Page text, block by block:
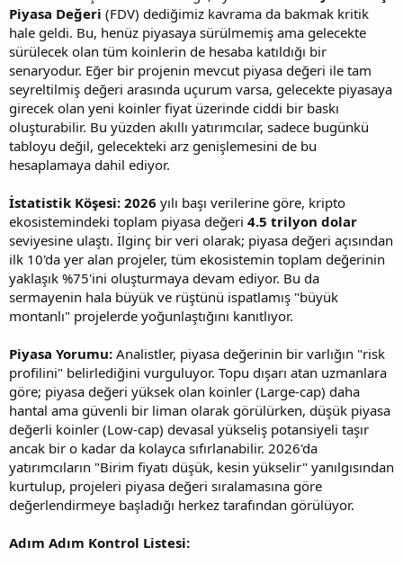
Piyasa Değeri (FDV) dediğimiz kavrama da bakmak kritik
hale geldi. Bu, henüz piyasaya sürülmemiş ama gelecekte
sürülecek olan tüm koinlerin de hesaba katıldığı bir
senaryodur. Eğer bir projenin mevcut piyasa değeri ile tam
seyreltilmiş değeri arasında uçurum varsa, gelecekte piyasaya
girecek olan yeni koinler fiyat üzerinde ciddi bir baskı
oluşturabilir. Bu yüzden akıllı yatırımcılar, sadece bugünkü
tabloyu değil, gelecekteki arz genişlemesini de bu
hesaplamaya dahil ediyor.
İstatistik Köşesi: 2026 yılı başı verilerine göre, kripto
ekosistemindeki toplam piyasa değeri 4.5 trilyon dolar
seviyesine ulaştı. İlginç bir veri olarak; piyasa değeri açısından
ilk 10'da yer alan projeler, tüm ekosistemin toplam değerinin
yaklaşık %75'ini oluşturmaya devam ediyor. Bu da
sermayenin hala büyük ve rüştünü ispatlamış "büyük
montanlı" projelerde yoğunlaştığını kanıtlıyor.
Piyasa Yorumu: Analistler, piyasa değerinin bir varlığın "risk
profilini" belirlediğini vurguluyor. Topu dışarı atan uzmanlara
göre; piyasa değeri yüksek olan koinler (Large-cap) daha
hantal ama güvenli bir liman olarak görülürken, düşük piyasa
değerli koinler (Low-cap) devasal yükseliş potansiyeli taşır
ancak bir o kadar da kolayca sıfırlanabilir. 2026'da
yatırımcıların "Birim fiyatı düşük, kesin yükselir" yanılgısından
kurtulup, projeleri piyasa değeri sıralamasına göre
değerlendirmeye başladığı herkez tarafından görülüyor.
Adım Adım Kontrol Listesi: